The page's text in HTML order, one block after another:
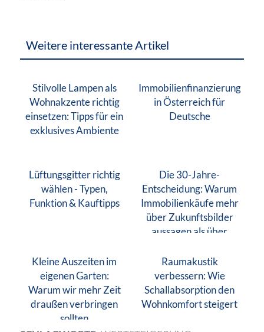
Weitere interessante Artikel
Stilvolle Lampen als
Wohnakzente richtig
einsetzen: Tipps für ein
exklusives Ambiente
Immobilienfinanzierung
in Österreich für
Deutsche
Lüftungsgitter richtig
wählen - Typen,
Funktion & Kauftipps
Die 30-Jahre-
Entscheidung: Warum
Immobilienkäufe mehr
über Zukunftsbilder
aussagen als über
Kleine Auszeiten im
eigenen Garten:
Warum wir mehr Zeit
draußen verbringen
sollten
Raumakustik
verbessern: Wie
Schallabsorption den
Wohnkomfort steigert